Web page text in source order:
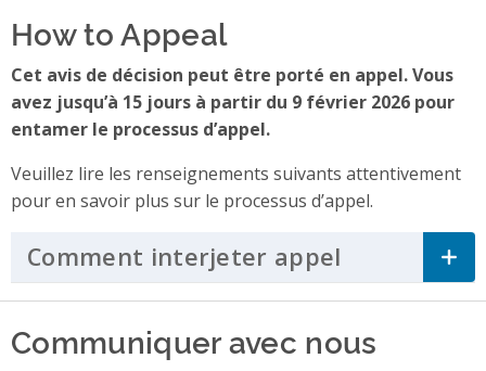
How to Appeal
Cet avis de décision peut être porté en appel. Vous
avez jusqu’à 15 jours à partir du 9 février 2026 pour
entamer le processus d’appel.
Veuillez lire les renseignements suivants attentivement
pour en savoir plus sur le processus d’appel.
Comment interjeter appel Click to
Communiquer avec nous